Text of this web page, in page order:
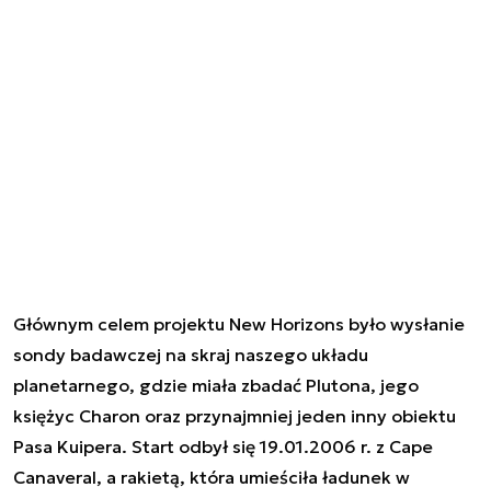
Głównym celem projektu New Horizons było wysłanie
sondy badawczej na skraj naszego układu
planetarnego, gdzie miała zbadać Plutona, jego
księżyc Charon oraz przynajmniej jeden inny obiektu
Pasa Kuipera. Start odbył się 19.01.2006 r. z Cape
Canaveral, a rakietą, która umieściła ładunek w